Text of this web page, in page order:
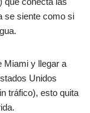
se siente como si
Miami y llegar a
Unidos
tráfico), esto quita